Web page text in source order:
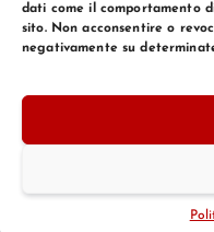
dati come il comportamento
sito. Non acconsentire o
negativamente su